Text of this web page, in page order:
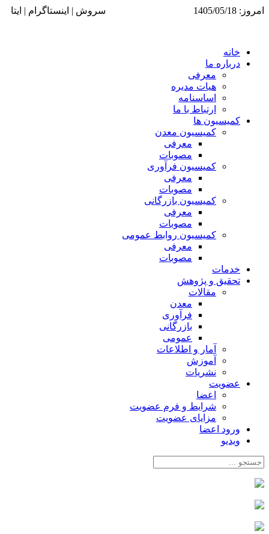
امروز: 1405/05/18 سروش | اینستاگرام | ایتا
خانه
درباره ما
معرفی
هیات مدیره
اساسنامه
ارتباط با ما
کمیسیون ها
کمیسیون معدن
معرفی
مصوبات
کمیسیون فرآوری
معرفی
مصوبات
کمیسیون بازرگانی
معرفی
مصوبات
کمیسیون روابط عمومی
معرفی
مصوبات
خدمات
تحقیق و پژوهش
مقالات
معدن
فرآوری
بازرگانی
عمومی
آمار و اطلاعات
آموزش
نشریات
عضویت
اعضا
شرایط و فرم عضویت
مزایای عضویت
ورود اعضا
ویدیو